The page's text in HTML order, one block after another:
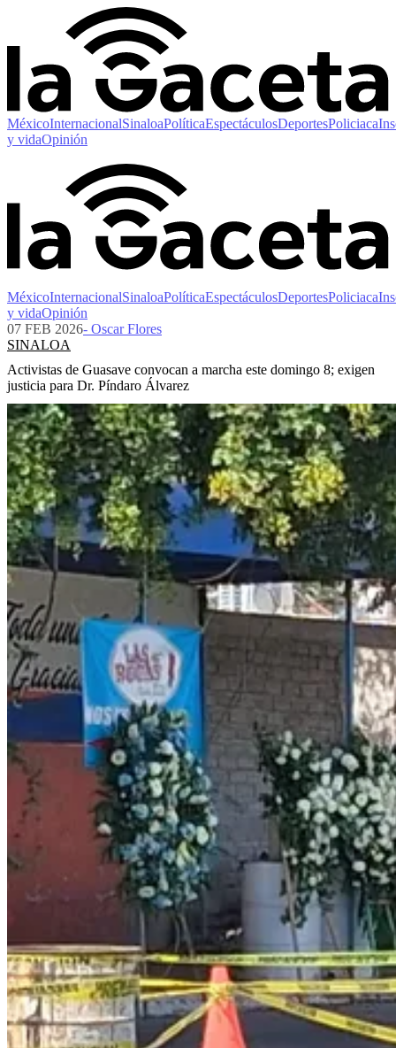
MéxicoInternacionalSinaloaPolíticaEspectáculosDeportesPoliciaca
y vidaOpinión
MéxicoInternacionalSinaloaPolíticaEspectáculosDeportesPoliciaca
y vidaOpinión
07 FEB 2026- Oscar Flores
SINALOA
Activistas de Guasave convocan a marcha este domingo 8; exigen
justicia para Dr. Píndaro Álvarez